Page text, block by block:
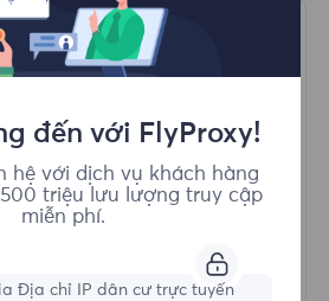
Dân cư Tĩnh
đến với FlyProxy!
hệ với dịch vụ khách hàng
triệu lưu lượng truy cập
miễn phí.
Địa chỉ IP dân cư trực tuyến